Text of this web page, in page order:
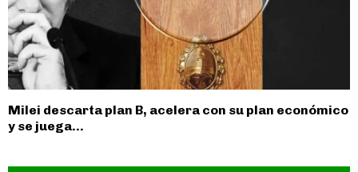
Milei descarta plan B, acelera con su plan económico
y se juega...